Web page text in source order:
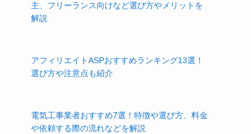
主、フリーランス向けなど選び方やメリットを
解説
アフィリエイトASPおすすめランキング13選！
選び方や注意点も紹介
電気工事業者おすすめ7選！特徴や選び方、料金
や依頼する際の流れなどを解説